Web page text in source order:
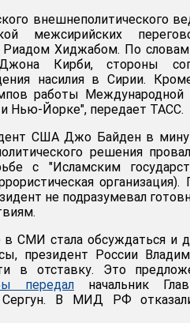
внешнеполитического
межсирийских
Хиджабом. По словам
Кирби, стороны
насилия в Сирии.
работы
и Нью-Йорке", передает ТАСС.
США Джо Байден в
решения
с "Исламским
не подразумевал
СМИ стала обсуждаться и
президент России
в отставку. Это
передал начальник
В МИД РФ